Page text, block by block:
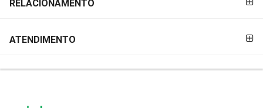
RELACIONAMENTO
ATENDIMENTO